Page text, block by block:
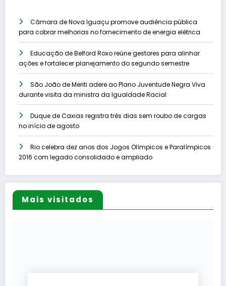
Câmara de Nova Iguaçu promove audiência pública
para cobrar melhorias no fornecimento de energia elétrica
Educação de Belford Roxo reúne gestores para alinhar
ações e fortalecer planejamento do segundo semestre
São João de Meriti adere ao Plano Juventude Negra Viva
durante visita da ministra da Igualdade Racial
Duque de Caxias registra três dias sem roubo de cargas
no início de agosto
Rio celebra dez anos dos Jogos Olímpicos e Paralímpicos
2016 com legado consolidado e ampliado
Mais visitados